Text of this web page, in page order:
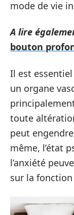
mode de vie
A lire
bouton
Il est
un organe
toute
peut
même, l’état
l’anxiété
sur la